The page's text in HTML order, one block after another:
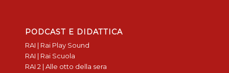
PODCAST E DIDATTICA
RAI | Rai Play Sound
RAI | Rai Scuola
RAI 2 | Alle otto della sera